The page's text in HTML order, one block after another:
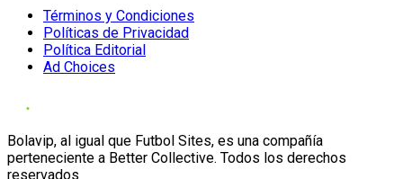
Términos y Condiciones
Políticas de Privacidad
Política Editorial
Ad Choices
Bolavip, al igual que Futbol Sites, es una compañía
perteneciente a Better Collective. Todos los derechos
reservados